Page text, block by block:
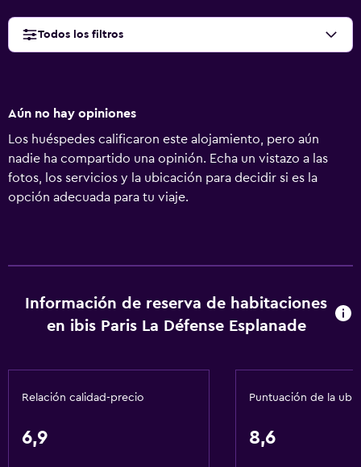
Todos los filtros
Aún no hay opiniones
Los huéspedes calificaron este alojamiento, pero aún
nadie ha compartido una opinión. Echa un vistazo a las
fotos, los servicios y la ubicación para decidir si es la
opción adecuada para tu viaje.
Información de reserva de habitaciones
en ibis Paris La Défense Esplanade
Relación calidad-precio
6,9
Puntuación de la
8,6